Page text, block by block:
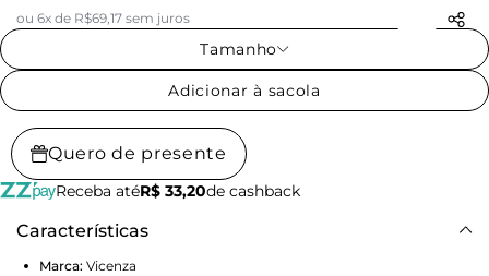
ou 6x de R$69,17 sem juros
Tamanho
Adicionar à sacola
Quero de presente
Receba atéR$ 33,20de cashback
Características
Marca: Vicenza